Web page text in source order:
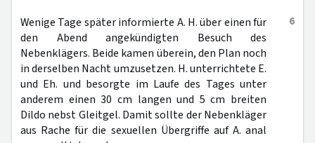
6
Wenige Tage später informierte A. H. über einen für
den Abend angekündigten Besuch des
Nebenklägers. Beide kamen überein, den Plan noch
in derselben Nacht umzusetzen. H. unterrichtete E.
und Eh. und besorgte im Laufe des Tages unter
anderem einen 30 cm langen und 5 cm breiten
Dildo nebst Gleitgel. Damit sollte der Nebenkläger
aus Rache für die sexuellen Übergriffe auf A. anal